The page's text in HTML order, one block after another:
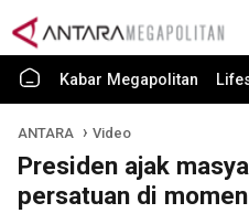
Kabar Megapolitan
ANTARA Video
Presiden ajak
persatuan di